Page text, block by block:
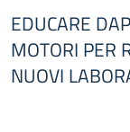
EDUCARE
MOTORI PER
NUOVI